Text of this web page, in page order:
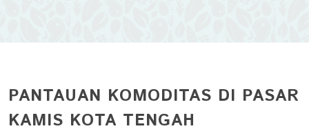
PANTAUAN KOMODITAS DI PASAR
KAMIS KOTA TENGAH